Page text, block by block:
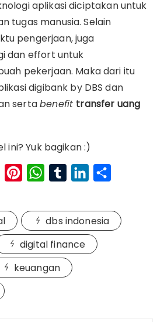
aplikasi diciptakan untuk
tugas manusia. Selain
pengerjaan, juga
dan effort untuk
pekerjaan. Maka dari itu
digibank by DBS dan
sertabenefit transfer uang
ini? Yuk bagikan :)
i
t
e
r
n
t
e
r
e
a
t
s
A
p
m
b
l
r
n
k
e
a
dbs indonesia
digital finance
keuangan